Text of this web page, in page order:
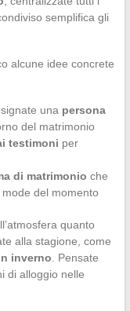
semplifica gli
alcune idee concrete
una persona
del matrimonio
testimoni per
di matrimonio che
del momento
quanto
alla stagione, come
inverno . Pensate
di alloggio nelle